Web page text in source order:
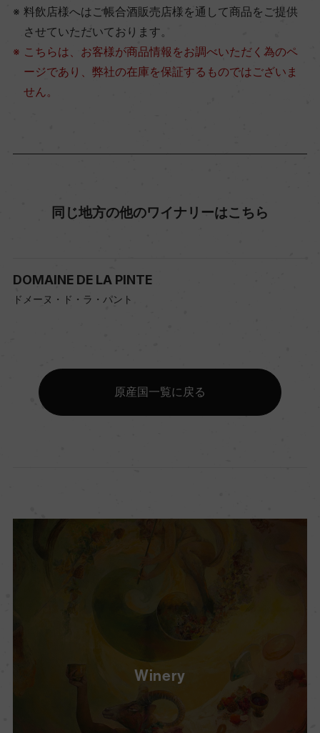
料飲店様へはご帳合酒販売店様を通して商品をご提供
させていただいております。
こちらは、お客様が商品情報をお調べいただく為のペ
ージであり、弊社の在庫を保証するものではございま
せん。
同じ地方の他のワイナリーはこちら
DOMAINE DE LA PINTE
ドメーヌ・ド・ラ・パント
原産国一覧に戻る
Winery